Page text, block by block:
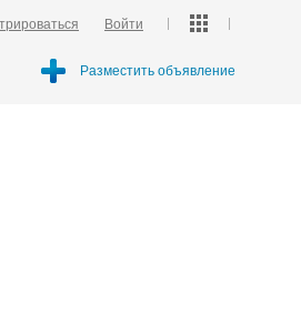
Войти
Разместить объявление